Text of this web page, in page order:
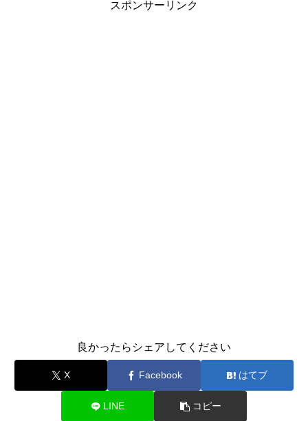
スポンサーリンク
良かったらシェアしてください
X Facebook はてブ
LINE コピー